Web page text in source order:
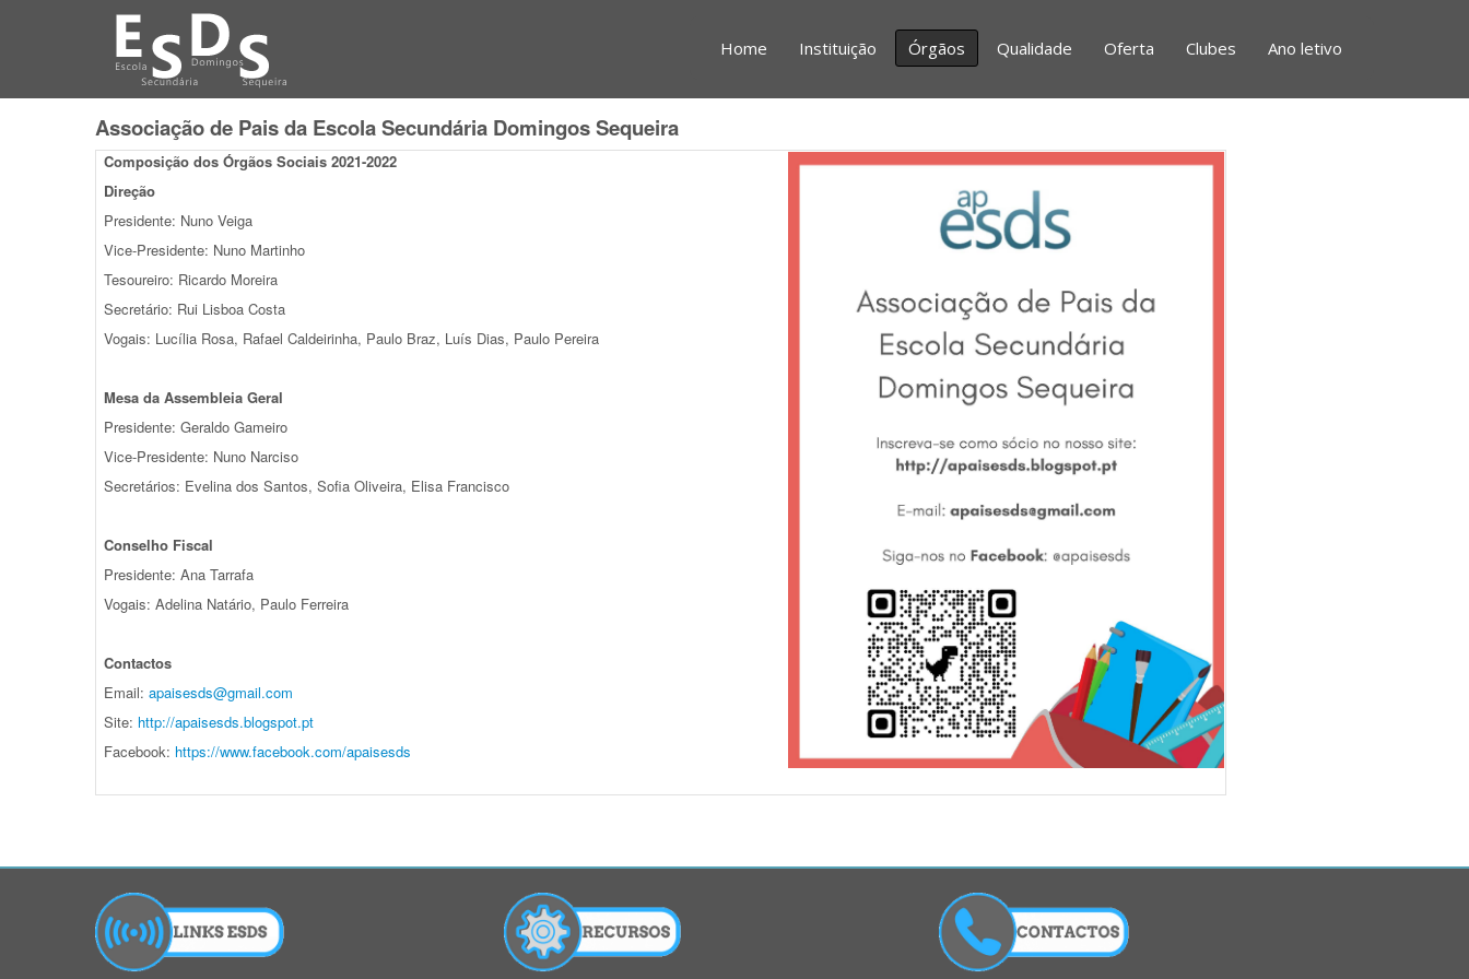
Home Instituição Órgãos Qualidade Oferta Clubes Ano letivo
Associação de Pais da Escola Secundária Domingos Sequeira
Composição dos Órgãos Sociais 2021-2022
Direção
Presidente: Nuno Veiga
Vice-Presidente: Nuno Martinho
Tesoureiro: Ricardo Moreira
Secretário: Rui Lisboa Costa
Vogais: Lucília Rosa, Rafael Caldeirinha, Paulo Braz, Luís Dias, Paulo Pereira
Mesa da Assembleia Geral
Presidente: Geraldo Gameiro
Vice-Presidente: Nuno Narciso
Secretários: Evelina dos Santos, Sofia Oliveira, Elisa Francisco
Conselho Fiscal
Presidente: Ana Tarrafa
Vogais: Adelina Natário, Paulo Ferreira
Contactos
Email: apaisesds@gmail.com
Site: http://apaisesds.blogspot.pt
Facebook: https://www.facebook.com/apaisesds